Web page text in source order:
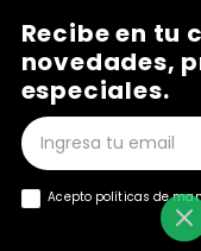
Recibe en tu
novedades,
especiales.
Acepto políticas de